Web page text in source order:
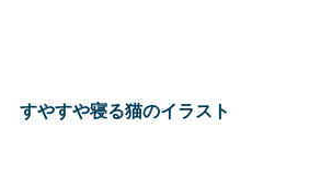
すやすや寝る猫のイラスト